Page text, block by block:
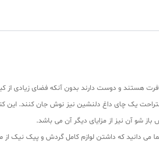
هستند و دوست دارند بدون آنکه فضای زیادی از
یک چای داغ دلنشین نیز نوش جان کنند. این
شو آن نیز از مزایای دیگر آن می باشد.
می دانید که داشتن لوازم کامل گردش و پیک نیک